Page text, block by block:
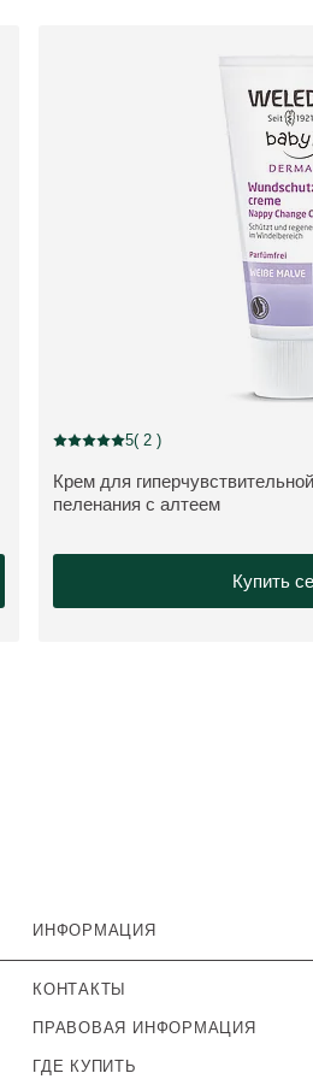
ПОДРОБНЕЕ:
Крем для
пеленания с алтеем
Current rating: 5 out of 5 stars rated
5( 2 )
Купить
ИНФОРМАЦИЯ
КОНТАКТЫ
ПРАВОВАЯ ИНФОРМАЦИЯ
ГДЕ КУПИТЬ